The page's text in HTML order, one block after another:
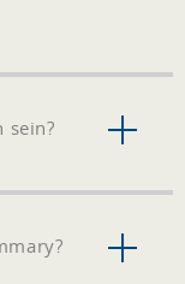
sein?